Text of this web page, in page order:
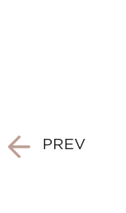
PostPREV